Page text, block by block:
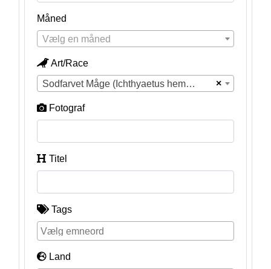
Måned
Vælg en måned
Art/Race
×
Sodfarvet Måge (Ichthyaetus hemprichii)
Fotograf
Titel
Tags
Land